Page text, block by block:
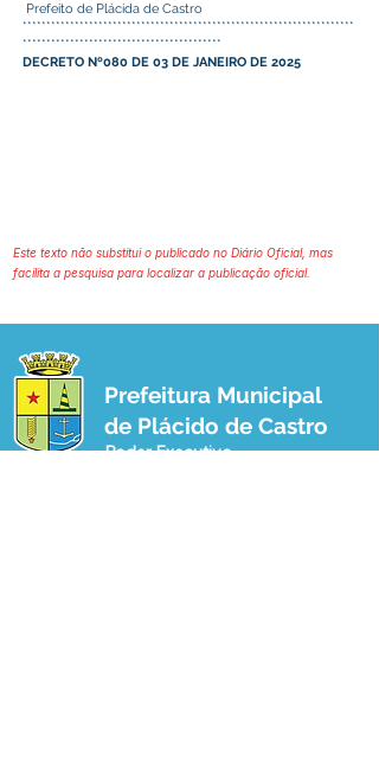
Prefeito de Plácida de Castro
**********************************************************************
******************************************
DECRETO Nº080 DE 03 DE JANEIRO DE 2025
Este texto não substitui o publicado no Diário Oficial, mas
facilita a pesquisa para localizar a publicação oficial.
Prefeitura Municipal
de Plácido de Castro
Poder Executivo